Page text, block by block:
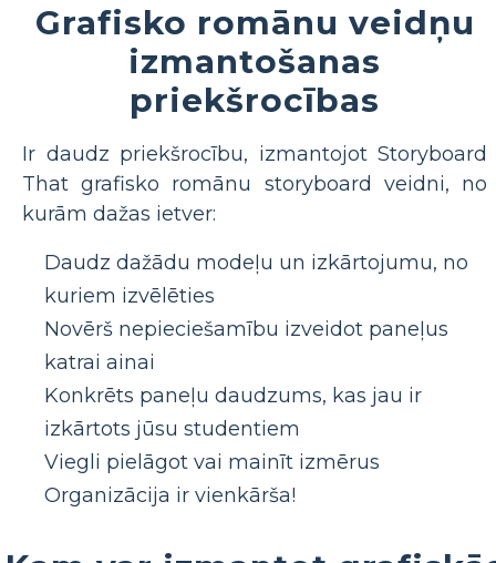
Grafisko romānu veidņu
izmantošanas
priekšrocības
Ir daudz priekšrocību, izmantojot Storyboard
That grafisko romānu storyboard veidni, no
kurām dažas ietver:
Daudz dažādu modeļu un izkārtojumu, no
kuriem izvēlēties
Novērš nepieciešamību izveidot paneļus
katrai ainai
Konkrēts paneļu daudzums, kas jau ir
izkārtots jūsu studentiem
Viegli pielāgot vai mainīt izmērus
Organizācija ir vienkārša!